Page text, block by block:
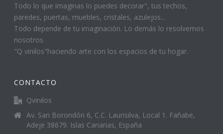
Todo lo que imaginas lo puedes decorar", tus techos,
paredes, puertas, muebles, cristales, azulejos...
Todo depende de tu imaginación. Lo demás lo resolvemos
nosotros.
"Q vinilos"haciendo arte con los espacios de tu hogar.
CONTACTO
Qvinilos
Av. San Borondón 6, C.C. Laurisilva, Local 1. Fañabe,
Adeje 38679. Islas Canarias, España